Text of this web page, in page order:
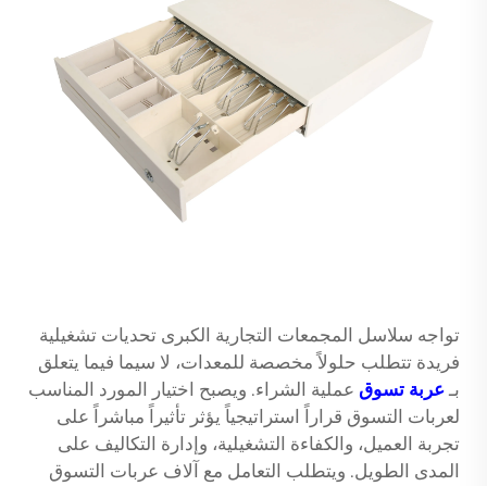
تواجه سلاسل المجمعات التجارية الكبرى تحديات تشغيلية
فريدة تتطلب حلولاً مخصصة للمعدات، لا سيما فيما يتعلق
بـعربة تسوق عملية الشراء. ويصبح اختيار المورد المناسب
لعربات التسوق قراراً استراتيجياً يؤثر تأثيراً مباشراً على
تجربة العميل، والكفاءة التشغيلية، وإدارة التكاليف على
المدى الطويل. ويتطلب التعامل مع آلاف عربات التسوق